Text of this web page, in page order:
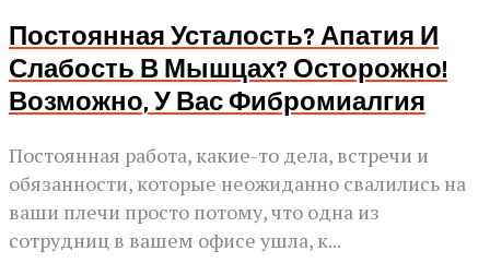
Постоянная Усталость? Апатия И
Слабость В Мышцах? Осторожно!
Возможно, У Вас Фибромиалгия
Постоянная работа, какие-то дела, встречи и
обязанности, которые неожиданно свалились на
ваши плечи просто потому, что одна из
сотрудниц в вашем офисе ушла, к...